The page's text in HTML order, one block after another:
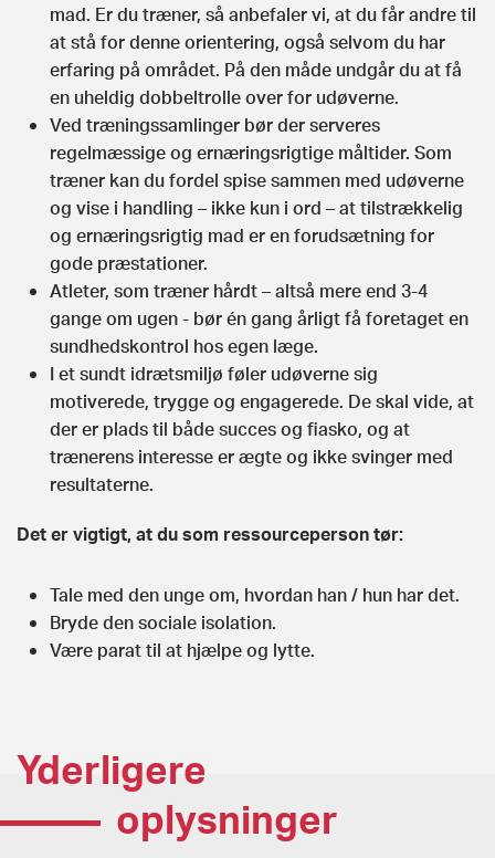
mad. Er du træner, så anbefaler vi, at du får andre til
at stå for denne orientering, også selvom du har
erfaring på området. På den måde undgår du at få
en uheldig dobbeltrolle over for udøverne.
Ved træningssamlinger bør der serveres
regelmæssige og ernæringsrigtige måltider. Som
træner kan du fordel spise sammen med udøverne
og vise i handling – ikke kun i ord – at tilstrækkelig
og ernæringsrigtig mad er en forudsætning for
gode præstationer.
Atleter, som træner hårdt – altså mere end 3-4
gange om ugen - bør én gang årligt få foretaget en
sundhedskontrol hos egen læge.
I et sundt idrætsmiljø føler udøverne sig
motiverede, trygge og engagerede. De skal vide, at
der er plads til både succes og fiasko, og at
trænerens interesse er ægte og ikke svinger med
resultaterne.
Det er vigtigt, at du som ressourceperson tør:
Tale med den unge om, hvordan han / hun har det.
Bryde den sociale isolation.
Være parat til at hjælpe og lytte.
Yderligere
oplysninger